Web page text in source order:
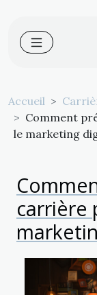
Accueil
Comment
le marketing
carrière